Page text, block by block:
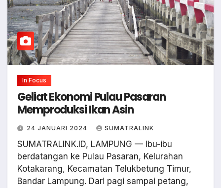
In Focus
Geliat Ekonomi Pulau Pasaran
Memproduksi Ikan Asin
24 JANUARI 2024 SUMATRALINK
SUMATRALINK.ID, LAMPUNG — Ibu-ibu
berdatangan ke Pulau Pasaran, Kelurahan
Kotakarang, Kecamatan Telukbetung Timur,
Bandar Lampung. Dari pagi sampai petang,